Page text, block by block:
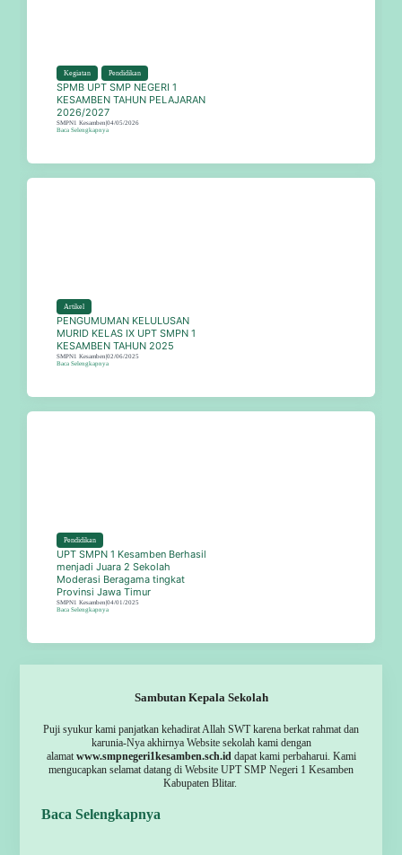
Kegiatan Pendidikan
SPMB UPT SMP NEGERI 1
KESAMBEN TAHUN PELAJARAN
2026/2027
SMPN1 Kesamben 04/05/2026
Baca Selengkapnya
Artikel
PENGUMUMAN KELULUSAN
MURID KELAS IX UPT SMPN 1
KESAMBEN TAHUN 2025
SMPN1 Kesamben 02/06/2025
Baca Selengkapnya
Pendidikan
UPT SMPN 1 Kesamben Berhasil
menjadi Juara 2 Sekolah
Moderasi Beragama tingkat
Provinsi Jawa Timur
SMPN1 Kesamben 04/01/2025
Baca Selengkapnya
Sambutan Kepala Sekolah
Puji syukur kami panjatkan kehadirat Allah SWT karena berkat rahmat dan
karunia-Nya akhirnya Website sekolah kami dengan
alamatwww.smpnegeri1kesamben.sch.iddapat kami perbaharui. Kami
mengucapkan selamat datang di Website UPT SMP Negeri 1 Kesamben
Kabupaten Blitar.
Baca Selengkapnya